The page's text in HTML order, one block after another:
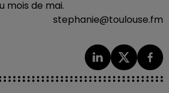
mois de mai.
stephanie@toulouse.fm